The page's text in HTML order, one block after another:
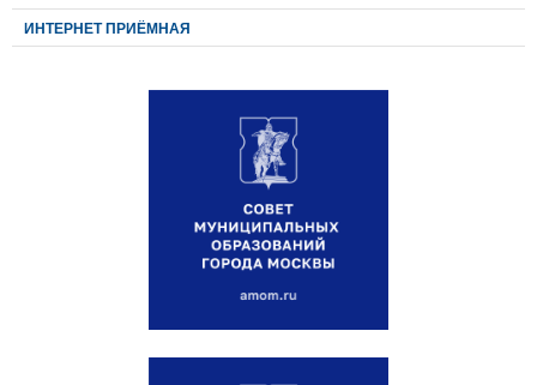
ИНТЕРНЕТ ПРИЁМНАЯ